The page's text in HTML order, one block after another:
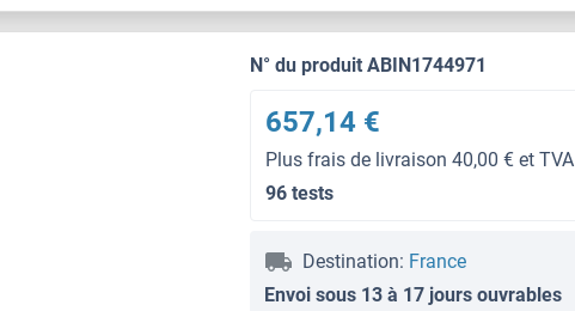
N° du produit ABIN1744971
657,14 €
Plus frais de livraison 40,00 € et TVA
96 tests
Destination: France
Envoi sous 13 à 17 jours ouvrables